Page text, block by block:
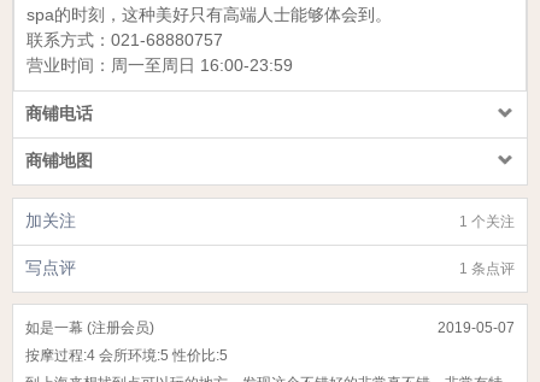
spa的时刻，这种美好只有高端人士能够体会到。
联系方式： 021-68880757
营业时间：周一至周日 16:00-23:59
商铺电话
商铺地图
1 个关注
加关注
1 条点评
写点评
2019-05-07
如是一幕 (注册会员)
按摩过程:4 会所环境:5 性价比:5